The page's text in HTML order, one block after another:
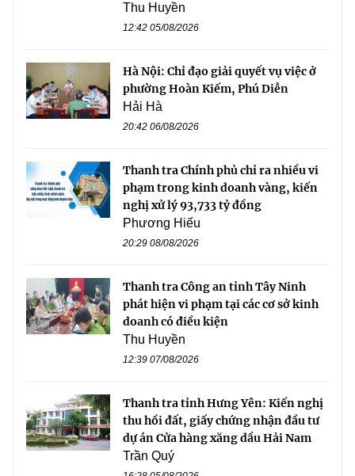
Thu Huyền
12:42 05/08/2026
Hà Nội: Chỉ đạo giải quyết vụ việc ở
phường Hoàn Kiếm, Phú Diễn
Hải Hà
20:42 06/08/2026
Thanh tra Chính phủ chỉ ra nhiều vi
phạm trong kinh doanh vàng, kiến
nghị xử lý 93,733 tỷ đồng
Phương Hiếu
20:29 08/08/2026
Thanh tra Công an tỉnh Tây Ninh
phát hiện vi phạm tại các cơ sở kinh
doanh có điều kiện
Thu Huyền
12:39 07/08/2026
Thanh tra tỉnh Hưng Yên: Kiến nghị
thu hồi đất, giấy chứng nhận đầu tư
dự án Cửa hàng xăng dầu Hải Nam
Trần Quý